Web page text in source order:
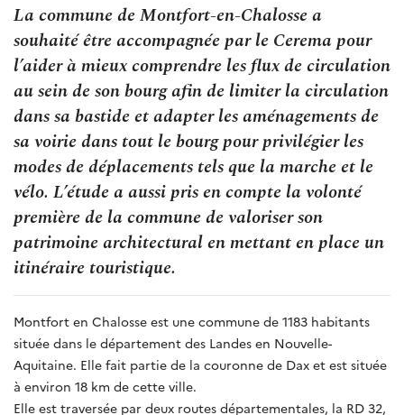
La commune de Montfort-en-Chalosse a
souhaité être accompagnée par le Cerema pour
l’aider à mieux comprendre les flux de circulation
au sein de son bourg afin de limiter la circulation
dans sa bastide et adapter les aménagements de
sa voirie dans tout le bourg pour privilégier les
modes de déplacements tels que la marche et le
vélo. L’étude a aussi pris en compte la volonté
première de la commune de valoriser son
patrimoine architectural en mettant en place un
itinéraire touristique.
Montfort en Chalosse est une commune de 1183 habitants
située dans le département des Landes en Nouvelle-
Aquitaine. Elle fait partie de la couronne de Dax et est située
à environ 18 km de cette ville.
Elle est traversée par deux routes départementales, la RD 32,